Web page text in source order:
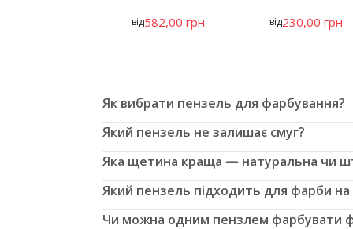
від582,00 грн від230,00 грн
Як вибрати пензель для фарбування?
Який пензель не залишає смуг?
Яка щетина краща — натуральна чи
Який пензель підходить для фарби на
Чи можна одним пензлем фарбувати